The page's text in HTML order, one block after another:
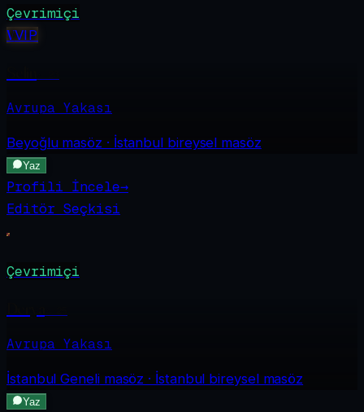
Çevrimiçi
VVIP
Avrupa Yakası
Beyoğlumasöz · İstanbul bireysel masöz
Yaz
Profili İncele→
Editör Seçkisi
Çevrimiçi
Avrupa Yakası
İstanbul Genelimasöz · İstanbul bireysel masöz
Yaz